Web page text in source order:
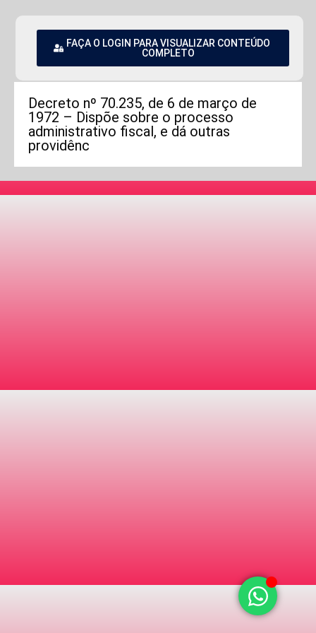
FAÇA O LOGIN PARA VISUALIZAR CONTEÚDO
COMPLETO
Decreto nº 70.235, de 6 de março de
1972 – Dispõe sobre o processo
administrativo fiscal, e dá outras
providênc